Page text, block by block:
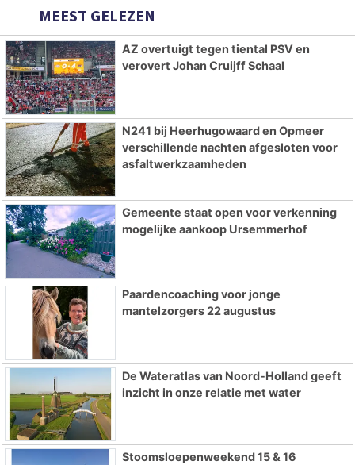
MEEST GELEZEN
AZ overtuigt tegen tiental PSV en
verovert Johan Cruijff Schaal
N241 bij Heerhugowaard en Opmeer
verschillende nachten afgesloten voor
asfaltwerkzaamheden
Gemeente staat open voor verkenning
mogelijke aankoop Ursemmerhof
Paardencoaching voor jonge
mantelzorgers 22 augustus
De Wateratlas van Noord-Holland geeft
inzicht in onze relatie met water
Stoomsloepenweekend 15 & 16